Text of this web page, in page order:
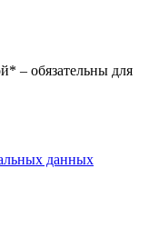
– обязательны для
данных